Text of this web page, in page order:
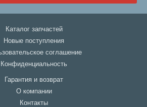
Каталог запчастей
Новые поступления
соглашение
Конфиденциальность
Гарантия и возврат
О компании
Контакты